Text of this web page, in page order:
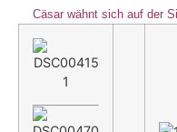
Cäsar wähnt sich auf der